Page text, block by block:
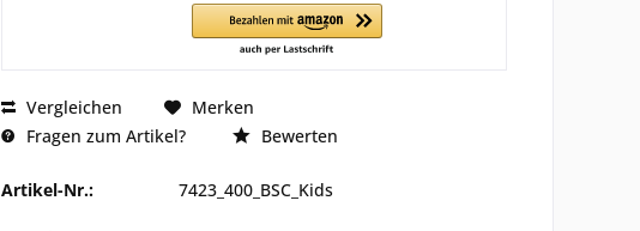
Vergleichen
Merken
Fragen zum Artikel?
Bewerten
Artikel-Nr.: 7423_400_BSC_Kids